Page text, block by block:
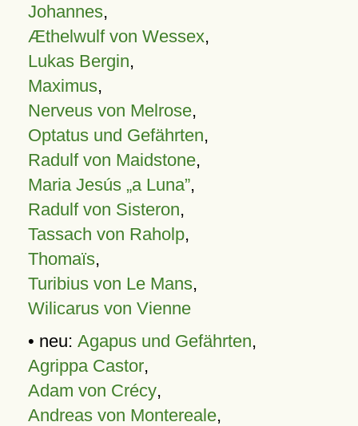
Johannes,
Æthelwulf von Wessex,
Lukas Bergin,
Maximus,
Nerveus von Melrose,
Optatus und Gefährten,
Radulf von Maidstone,
Maria Jesús „a Luna”,
Radulf von Sisteron,
Tassach von Raholp,
Thomaïs,
Turibius von Le Mans,
Wilicarus von Vienne
• neu: Agapus und Gefährten,
Agrippa Castor,
Adam von Crécy,
Andreas von Montereale,